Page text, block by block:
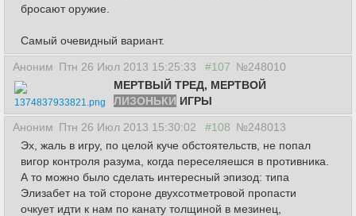
бросают оружие.
Самый очевидный вариант.
Аноним Птн 26 Июл 2013 15:25:33 #107 №248010
1374837933821.png
МЕРТВЫЙ ТРЕД, МЕРТВОЙ
ЛИЗОНЬКИ ИГРЫ
Аноним Птн 26 Июл 2013 15:30:02 #108 №248013
Эх, жаль в игру, по целой куче обстоятельств, не попал
вигор контроля разума, когда переселяешся в противника.
А то можно было сделать интересный эпизод: типа
Элизабет на той стороне двухсотметровой пропасти
очкует идти к нам по канату толщиной в мезинец,